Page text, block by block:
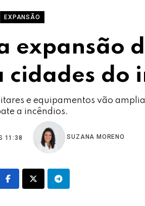
EXPANSÃO
expansão
cidades do
e equipamentos vão
a incêndios.
11:38 SUZANA MORENO